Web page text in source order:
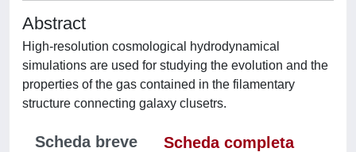
Abstract
High-resolution cosmological hydrodynamical
simulations are used for studying the evolution and the
properties of the gas contained in the filamentary
structure connecting galaxy clusetrs.
Scheda breve
Scheda completa